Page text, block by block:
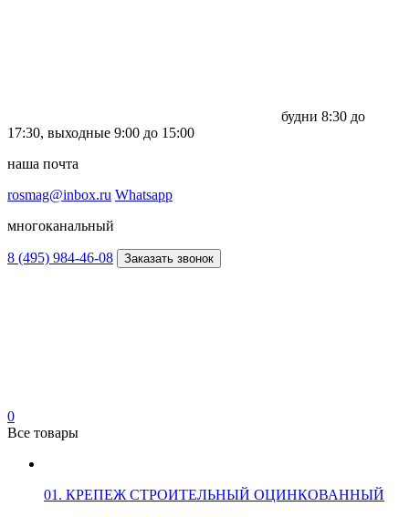
будни 8:30 до
17:30, выходные 9:00 до 15:00
наша почта
rosmag@inbox.ru Whatsapp
многоканальный
8 (495) 984-46-08 Заказать звонок
0
Все товары
01. КРЕПЕЖ СТРОИТЕЛЬНЫЙ ОЦИНКОВАННЫЙ